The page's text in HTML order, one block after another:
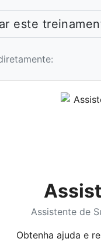
este
Assistente de
Obtenha ajuda e